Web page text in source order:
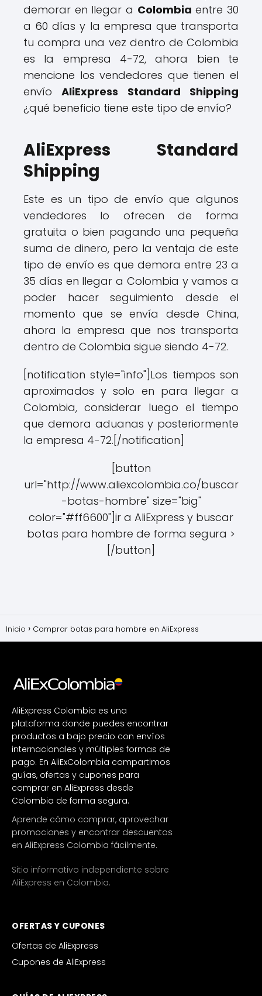
demorar en llegar a Colombia entre 30
a 60 días y la empresa que transporta
tu compra una vez dentro de Colombia
es la empresa 4-72, ahora bien te
mencione los vendedores que tienen el
envíoAliExpress Standard Shipping
¿qué beneficio tiene este tipo de envío?
AliExpress Standard
Shipping
Este es un tipo de envío que algunos
vendedores lo ofrecen de forma
gratuita o bien pagando una pequeña
suma de dinero, pero la ventaja de este
tipo de envío es que demora entre 23 a
35 días en llegar a Colombia y vamos a
poder hacer seguimiento desde el
momento que se envía desde China,
ahora la empresa que nos transporta
dentro de Colombia sigue siendo 4-72.
[notification style="info"]Los tiempos son
aproximados y solo en para llegar a
Colombia, considerar luego el tiempo
que demora aduanas y posteriormente
la empresa 4-72.[/notification]
[button
url="http://www.aliexcolombia.co/buscar
-botas-hombre" size="big"
color="#ff6600"]ir a AliExpress y buscar
botas para hombre de forma segura >
[/button]
Inicio Comprar botas para hombre en AliExpress
AliExpress Colombia es una
plataforma donde puedes encontrar
productos a bajo precio con envíos
internacionales y múltiples formas de
pago. En AliExColombia compartimos
guías, ofertas y cupones para
comprar en AliExpress desde
Colombia de forma segura.
Aprende cómo comprar, aprovechar
promociones y encontrar descuentos
en AliExpress Colombia fácilmente.
Sitio informativo independiente sobre
AliExpress en Colombia.
OFERTAS Y CUPONES
Ofertas de AliExpress
Cupones de AliExpress